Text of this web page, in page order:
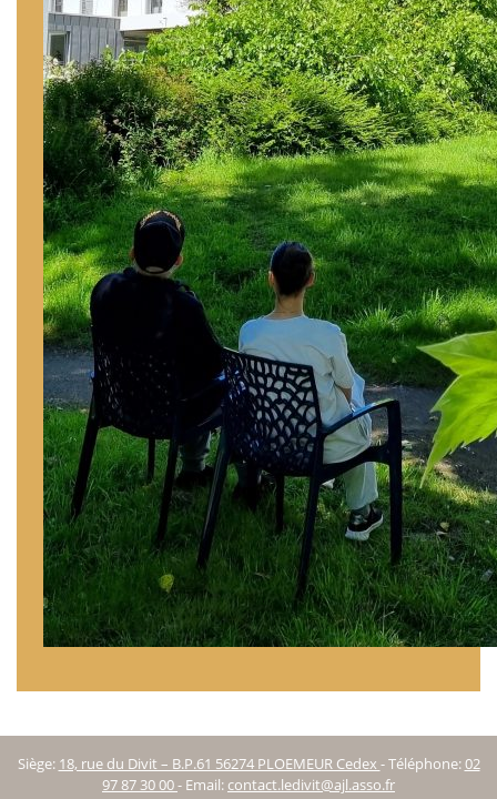
Siège: 18, rue du Divit – B.P.61 56274 PLOEMEUR Cedex -Téléphone:02
97 87 30 00- Email: contact.ledivit@ajl.asso.fr